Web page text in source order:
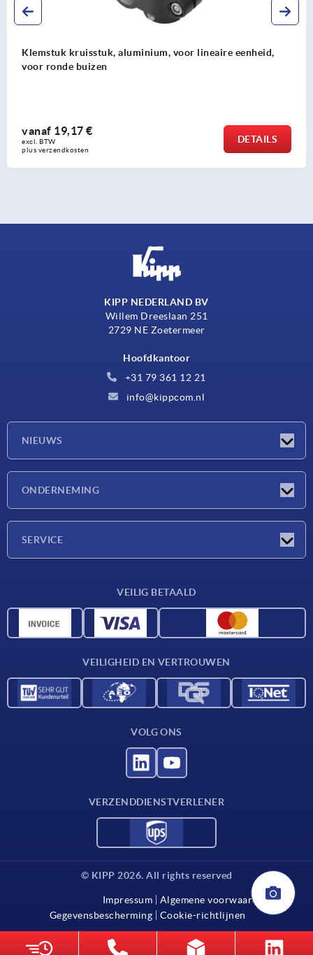
Kruisstuk-klemstuk, rvs voor lineaire eenheid
vanaf 90,46 €
excl. BTW
plus verzendkosten
DETAILS
KIPP NEDERLAND BV
Willem Dreeslaan 251
2729 NE Zoetermeer
Hoofdkantoor
+31 79 361 12 21
info@kippcom.nl
NIEUWS
ONDERNEMING
SERVICE
CAD-gegevens
VEILIG BETAALD
VEILIGHEID EN VERTROUWEN
VOLG ONS
VERZENDDIENSTVERLENER
© KIPP 2026. All rights reserved
Impressum
Algemene voorwaarden
Gegevensbescherming
Cookie-richtlijnen